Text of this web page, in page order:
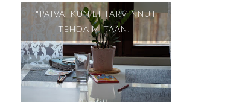
"PÄIVÄ, KUN EI TARVINNUT
TEHDÄ MITÄÄN!"